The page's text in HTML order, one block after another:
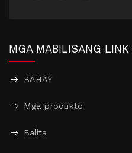
MGA MABILISANG LINK
BAHAY
Mga produkto
Balita